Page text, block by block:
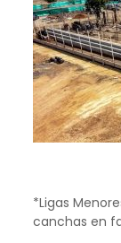
*Ligas
canchas en